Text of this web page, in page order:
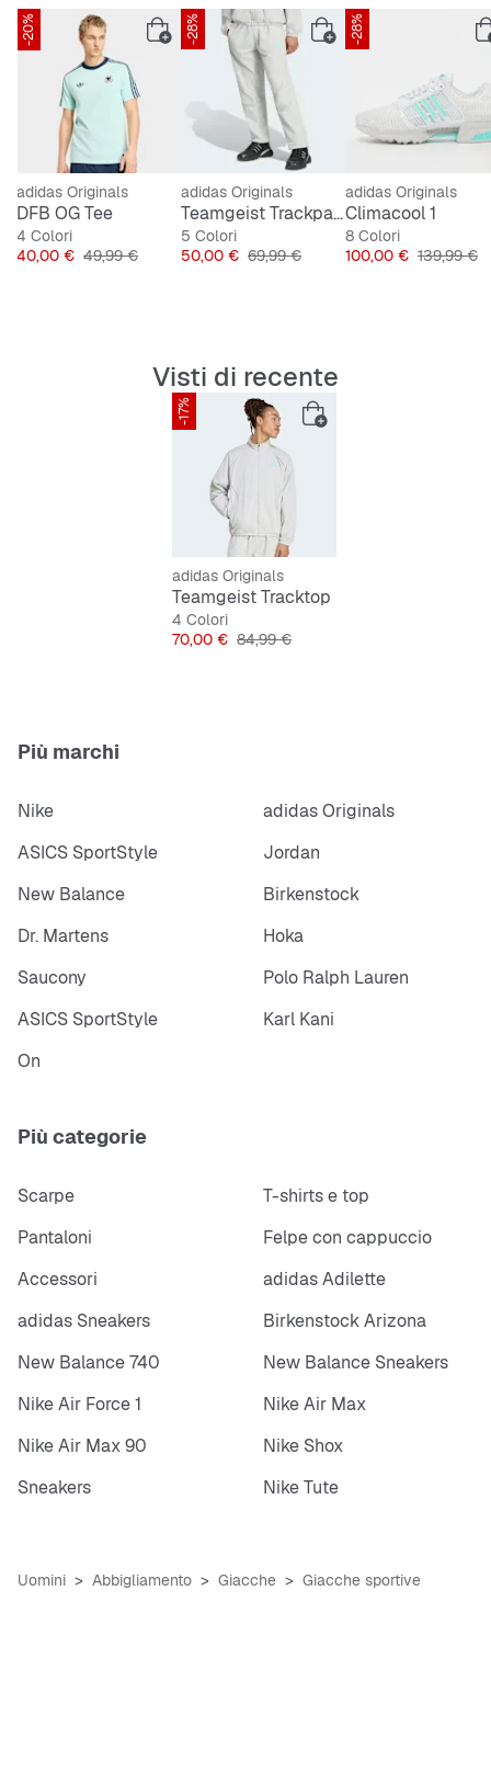
-20%
adidas Originals
DFB OG Tee
4 Colori
Prezzo
40,00 € Prezzo originale
49,99 €
-28%
adidas Originals
Teamgeist Trackpant
5 Colori
Prezzo
50,00 € Prezzo originale
69,99 €
-28%
adidas Originals
Climacool 1
8 Colori
Prezzo
100,00 € Prezzo
139,99 €
Visti di recente
-17%
adidas Originals
Teamgeist Tracktop
4 Colori
Prezzo
70,00 € Prezzo originale
84,99 €
Più marchi
Nike
adidas Originals
ASICS SportStyle
Jordan
New Balance
Birkenstock
Dr. Martens
Hoka
Saucony
Polo Ralph Lauren
ASICS SportStyle
Karl Kani
On
Più categorie
Scarpe
T-shirts e top
Pantaloni
Felpe con cappuccio
Accessori
adidas Adilette
adidas Sneakers
Birkenstock Arizona
New Balance 740
New Balance Sneakers
Nike Air Force 1
Nike Air Max
Nike Air Max 90
Nike Shox
Sneakers
Nike Tute
Uomini Abbigliamento Giacche Giacche sportive